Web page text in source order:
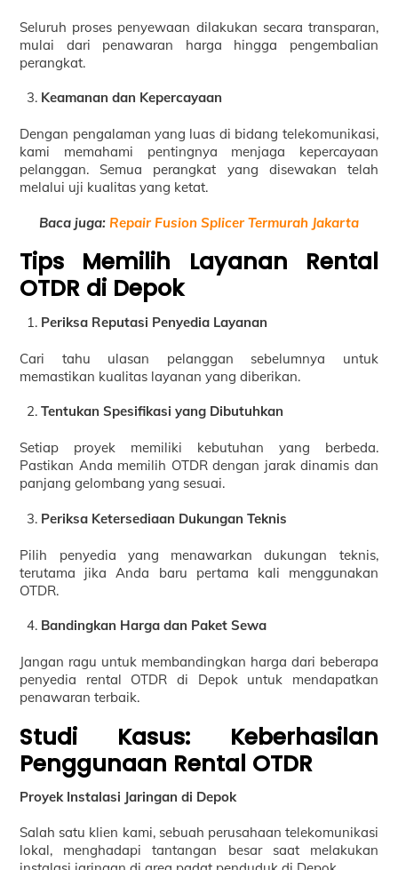
Seluruh proses penyewaan dilakukan secara transparan,
mulai dari penawaran harga hingga pengembalian
perangkat.
Keamanan dan Kepercayaan
Dengan pengalaman yang luas di bidang telekomunikasi,
kami memahami pentingnya menjaga kepercayaan
pelanggan. Semua perangkat yang disewakan telah
melalui uji kualitas yang ketat.
Baca juga: Repair Fusion Splicer Termurah Jakarta
Tips Memilih Layanan Rental
OTDR di Depok
Periksa Reputasi Penyedia Layanan
Cari tahu ulasan pelanggan sebelumnya untuk
memastikan kualitas layanan yang diberikan.
Tentukan Spesifikasi yang Dibutuhkan
Setiap proyek memiliki kebutuhan yang berbeda.
Pastikan Anda memilih OTDR dengan jarak dinamis dan
panjang gelombang yang sesuai.
Periksa Ketersediaan Dukungan Teknis
Pilih penyedia yang menawarkan dukungan teknis,
terutama jika Anda baru pertama kali menggunakan
OTDR.
Bandingkan Harga dan Paket Sewa
Jangan ragu untuk membandingkan harga dari beberapa
penyedia rental OTDR di Depok untuk mendapatkan
penawaran terbaik.
Studi Kasus: Keberhasilan
Penggunaan Rental OTDR
Proyek Instalasi Jaringan di Depok
Salah satu klien kami, sebuah perusahaan telekomunikasi
lokal, menghadapi tantangan besar saat melakukan